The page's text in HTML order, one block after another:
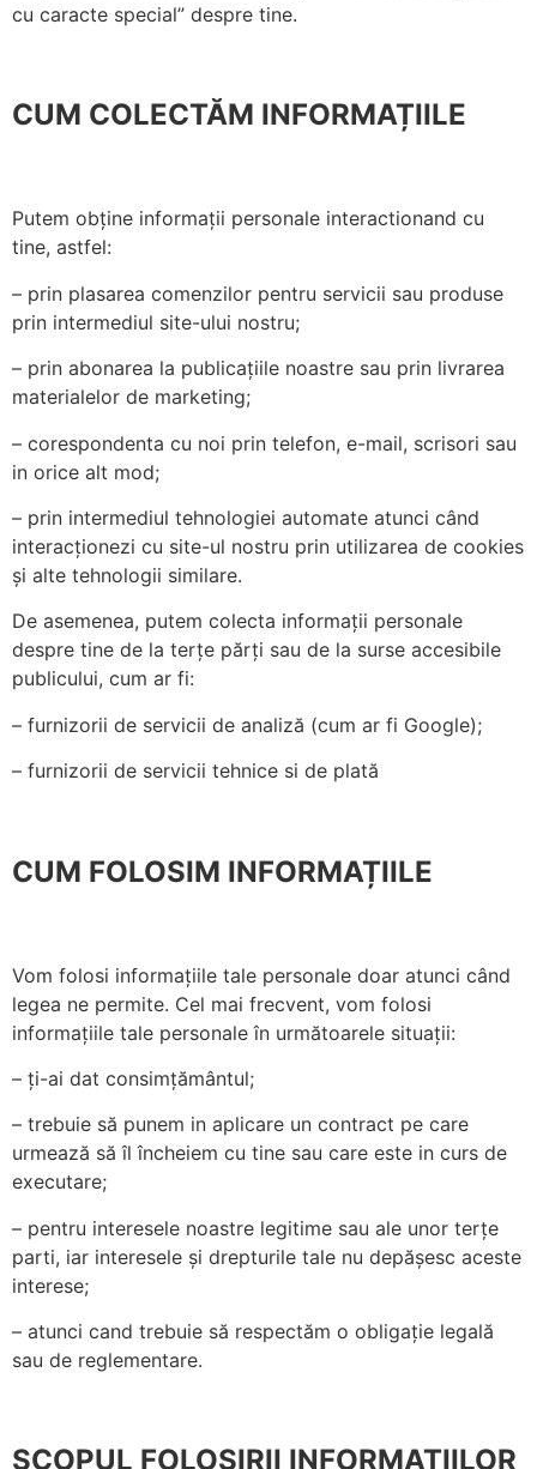
cu caracte special” despre tine.
CUM COLECTĂM INFORMAȚIILE
Putem obține informații personale interactionand cu
tine, astfel:
– prin plasarea comenzilor pentru servicii sau produse
prin intermediul site-ului nostru;
– prin abonarea la publicațiile noastre sau prin livrarea
materialelor de marketing;
– corespondenta cu noi prin telefon, e-mail, scrisori sau
in orice alt mod;
– prin intermediul tehnologiei automate atunci când
interacționezi cu site-ul nostru prin utilizarea de cookies
și alte tehnologii similare.
De asemenea, putem colecta informații personale
despre tine de la terțe părți sau de la surse accesibile
publicului, cum ar fi:
– furnizorii de servicii de analiză (cum ar fi Google);
– furnizorii de servicii tehnice si de plată
CUM FOLOSIM INFORMAȚIILE
Vom folosi informațiile tale personale doar atunci când
legea ne permite. Cel mai frecvent, vom folosi
informațiile tale personale în următoarele situații:
– ți-ai dat consimțământul;
– trebuie să punem in aplicare un contract pe care
urmează să îl încheiem cu tine sau care este in curs de
executare;
– pentru interesele noastre legitime sau ale unor terțe
parti, iar interesele și drepturile tale nu depășesc aceste
interese;
– atunci cand trebuie să respectăm o obligație legală
sau de reglementare.
SCOPUL FOLOSIRII INFORMATIILOR